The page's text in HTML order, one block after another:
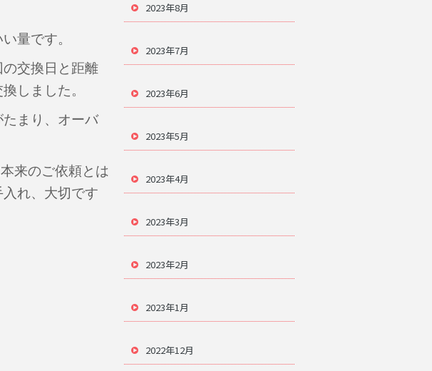
量です。
交換日と距離
しました。
まり、オーバ
来のご依頼とは
れ、大切です
2023年8月
2023年7月
2023年6月
2023年5月
2023年4月
2023年3月
2023年2月
2023年1月
2022年12月